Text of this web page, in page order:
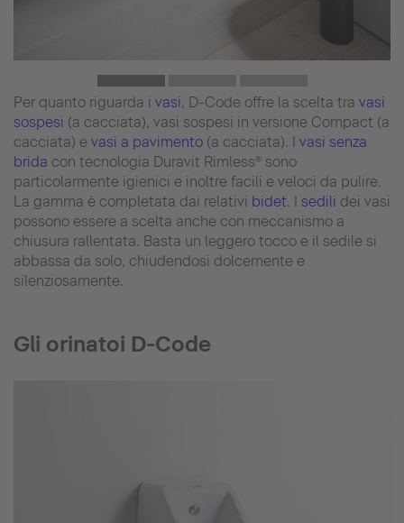
Per quanto riguarda i vasi, D-Code offre la scelta tra vasi
sospesi (a cacciata), vasi sospesi in versione Compact (a
cacciata) e vasi a pavimento (a cacciata). I vasi senza
brida con tecnologia Duravit Rimless® sono
particolarmente igienici e inoltre facili e veloci da pulire.
La gamma è completata dai relativi bidet. I sedili dei vasi
possono essere a scelta anche con meccanismo a
chiusura rallentata. Basta un leggero tocco e il sedile si
abbassa da solo, chiudendosi dolcemente e
silenziosamente.
Gli orinatoi D-Code